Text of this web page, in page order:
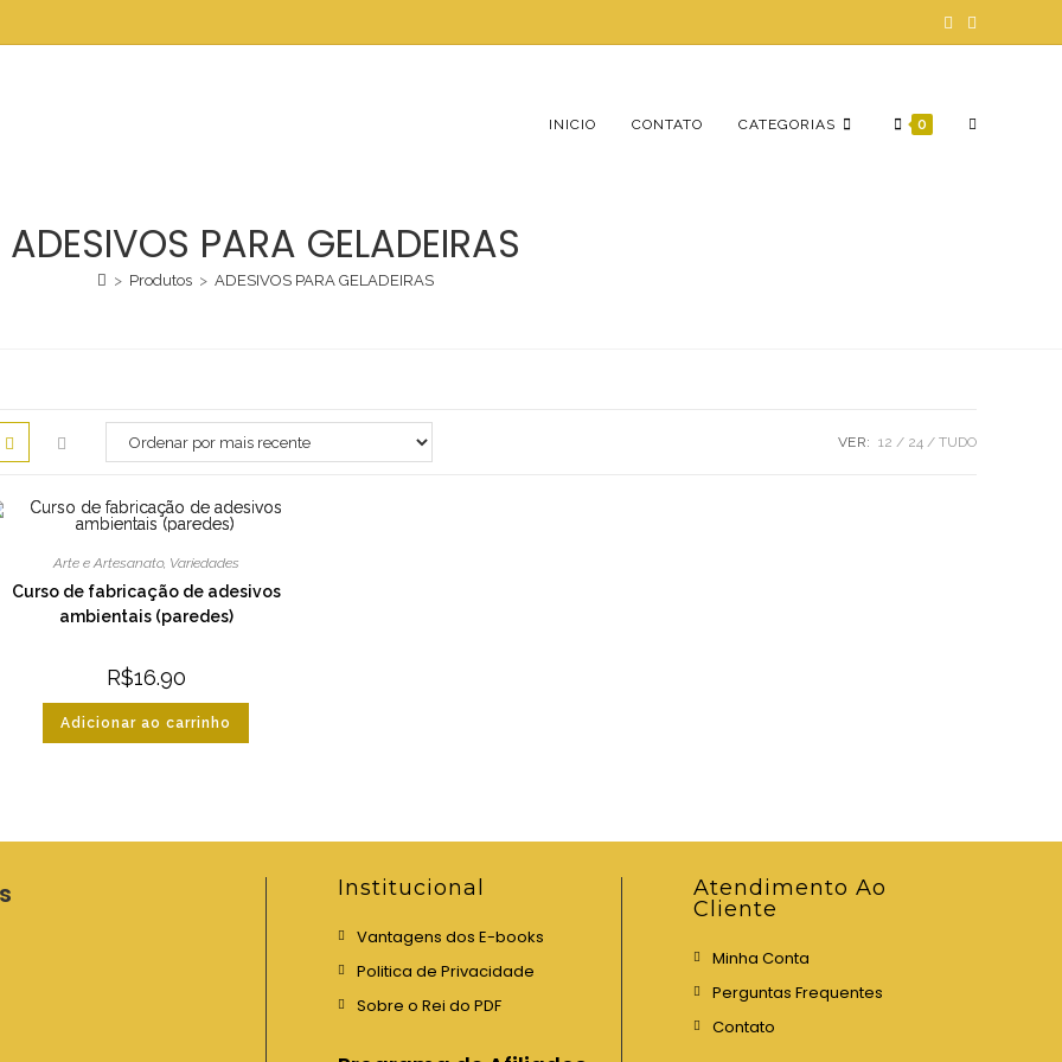
INICIO CONTATO CATEGORIAS 0 ALTERNAR
SITE
ADESIVOS PARA GELADEIRAS
> Produtos > ADESIVOS PARA GELADEIRAS
VER: 12 24 TUDO
Arte e Artesanato, Variedades
Curso de fabricação de adesivos
ambientais (paredes)
R$16.90
Adicionar ao carrinho
Institucional
Vantagens dos E-books
Politica de Privacidade
Sobre o Rei do PDF
Atendimento Ao
Cliente
Minha Conta
Perguntas Frequentes
Contato